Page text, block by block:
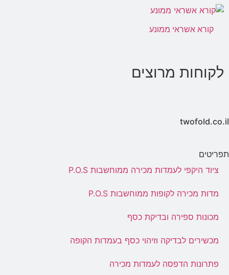
קורא אשראי ממונע
לקוחות מרוצים
twofold.co.il
תפריטים
ציוד היקפי לעמדות מכירה ממוחשבות P.O.S
מדות מכירה לקופות ממוחשבות P.O.S
מכונות ספירה ובדיקת כסף
מכשירים לבדיקה וזיהוי כסף בעמדות הקופה
פתרונות הדפסה לעמדות מכירה